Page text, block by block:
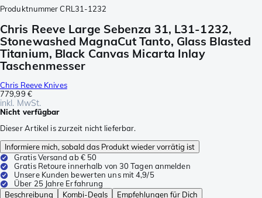
Produktnummer CRL31-1232
Chris Reeve Large Sebenza 31, L31-1232,
Stonewashed MagnaCut Tanto, Glass Blasted
Titanium, Black Canvas Micarta Inlay
Taschenmesser
Chris Reeve Knives
779,99 €
inkl. MwSt.
Nicht verfügbar
Dieser Artikel is zurzeit nicht lieferbar.
Informiere mich, sobald das Produkt wieder vorrätig ist
Gratis Versand ab € 50
Gratis Retoure innerhalb von 30 Tagen anmelden
Unsere Kunden bewerten uns mit 4,9/5
Über 25 Jahre Erfahrung
Beschreibung
Kombi-Deals
Empfehlungen für Dich